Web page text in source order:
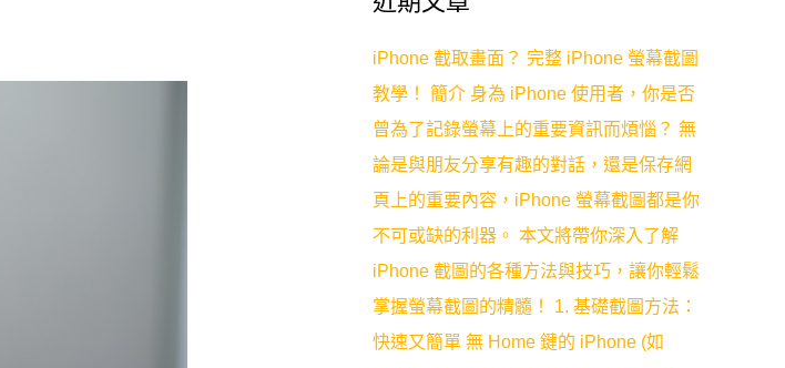
iPhone 截取畫面？ 完整 iPhone 螢幕截圖
教學！ 簡介 身為 iPhone 使用者，你是否
曾為了記錄螢幕上的重要資訊而煩惱？ 無
論是與朋友分享有趣的對話，還是保存網
頁上的重要內容，iPhone 螢幕截圖都是你
不可或缺的利器。 本文將帶你深入了解
iPhone 截圖的各種方法與技巧，讓你輕鬆
掌握螢幕截圖的精髓！ 1. 基礎截圖方法：
快速又簡單 無 Home 鍵的 iPhone (如